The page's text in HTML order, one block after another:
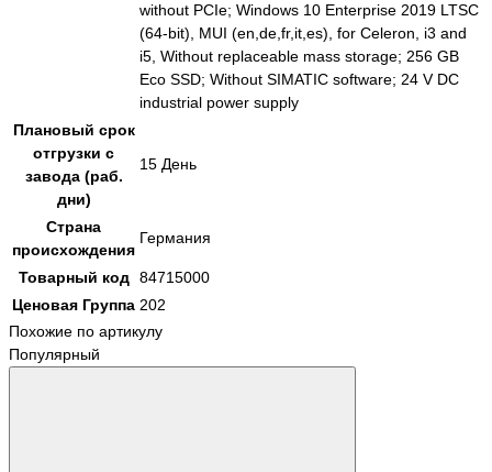
without PCIe; Windows 10 Enterprise 2019 LTSC
(64-bit), MUI (en,de,fr,it,es), for Celeron, i3 and
i5, Without replaceable mass storage; 256 GB
Eco SSD; Without SIMATIC software; 24 V DC
industrial power supply
Плановый срок
отгрузки с
завода (раб.
дни)
15 День
Страна
происхождения
Германия
Товарный код 84715000
Ценовая Группа 202
Похожие по артикулу
Популярный